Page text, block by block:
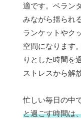
適です。ベラン
みながら揺られ
ランケットやク
空間になります
りとした時間を
ストレスから解
忙しい毎日の中で
と過ごす時間は